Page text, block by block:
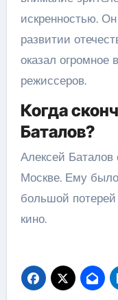
искренностью.
развитии
оказал огромное
режиссеров.
Когда
Баталов?
Алексей Баталов
Москве. Ему
большой
кино.